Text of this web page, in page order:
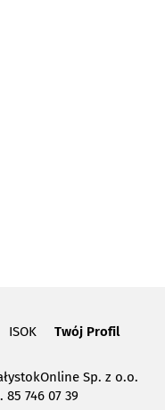
ISOK Twój Profil
Sp. z o.o.
746 07 39